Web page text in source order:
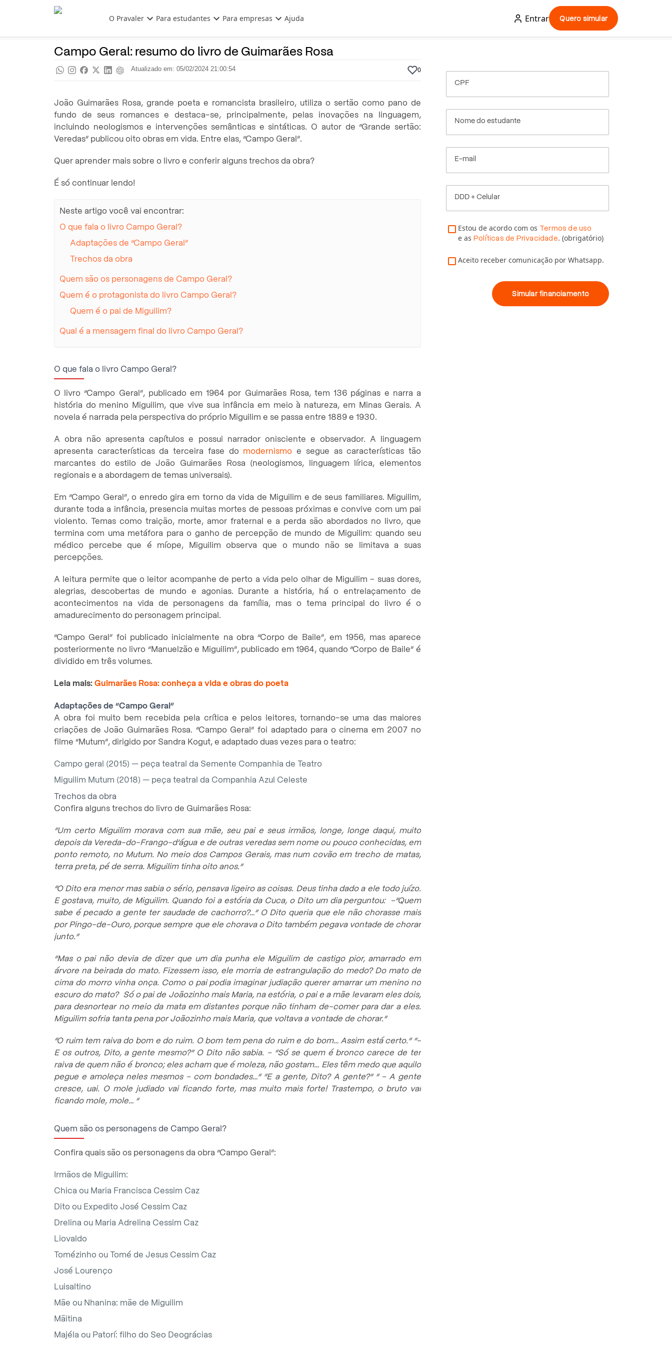
Pular para o conteúdo principal
O Pravaler Para estudantes Para empresas Ajuda Entrar Quero simular
Campo Geral: resumo do livro de Guimarães Rosa
Atualizado em: 05/02/2024 21:00:54 0
CPF
Nome do estudante
E-mail
DDD + Celular
Estou de acordo com os Termos de uso
e as Políticas de Privacidade. (obrigatório)
Aceito receber comunicação por Whatsapp.
Simular financiamento
João Guimarães Rosa, grande poeta e romancista brasileiro, utiliza o sertão como pano de
fundo de seus romances e destaca-se, principalmente, pelas inovações na linguagem,
incluindo neologismos e intervenções semânticas e sintáticas. O autor de “Grande sertão:
Veredas” publicou oito obras em vida. Entre elas, “Campo Geral”.
Quer aprender mais sobre o livro e conferir alguns trechos da obra?
É só continuar lendo!
Neste artigo você vai encontrar:
O que fala o livro Campo Geral?
Adaptações de “Campo Geral”
Trechos da obra
Quem são os personagens de Campo Geral?
Quem é o protagonista do livro Campo Geral?
Quem é o pai de Miguilim?
Qual é a mensagem final do livro Campo Geral?
O que fala o livro Campo Geral?
O livro “Campo Geral”, publicado em 1964 por Guimarães Rosa, tem 136 páginas e narra a
história do menino Miguilim, que vive sua infância em meio à natureza, em Minas Gerais. A
novela é narrada pela perspectiva do próprio Miguilim e se passa entre 1889 e 1930.
A obra não apresenta capítulos e possui narrador onisciente e observador. A linguagem
apresenta características da terceira fase do modernismo e segue as características tão
marcantes do estilo de João Guimarães Rosa (neologismos, linguagem lírica, elementos
regionais e a abordagem de temas universais).
Em “Campo Geral”, o enredo gira em torno da vida de Miguilim e de seus familiares. Miguilim,
durante toda a infância, presencia muitas mortes de pessoas próximas e convive com um pai
violento. Temas como traição, morte, amor fraternal e a perda são abordados no livro, que
termina com uma metáfora para o ganho de percepção de mundo de Miguilim: quando seu
médico percebe que é míope, Miguilim observa que o mundo não se limitava a suas
percepções.
A leitura permite que o leitor acompanhe de perto a vida pelo olhar de Miguilim – suas dores,
alegrias, descobertas de mundo e agonias. Durante a história, há o entrelaçamento de
acontecimentos na vida de personagens da família, mas o tema principal do livro é o
amadurecimento do personagem principal.
“Campo Geral” foi publicado inicialmente na obra “Corpo de Baile”, em 1956, mas aparece
posteriormente no livro “Manuelzão e Miguilim”, publicado em 1964, quando “Corpo de Baile” é
dividido em três volumes.
Leia mais: Guimarães Rosa: conheça a vida e obras do poeta
Adaptações de “Campo Geral”
A obra foi muito bem recebida pela crítica e pelos leitores, tornando-se uma das maiores
criações de João Guimarães Rosa. “Campo Geral” foi adaptado para o cinema em 2007 no
filme “Mutum”, dirigido por Sandra Kogut, e adaptado duas vezes para o teatro:
Campo geral (2015) — peça teatral da Semente Companhia de Teatro
Miguilim Mutum (2018) — peça teatral da Companhia Azul Celeste
Trechos da obra
Confira alguns trechos do livro de Guimarães Rosa:
“Um certo Miguilim morava com sua mãe, seu pai e seus irmãos, longe, longe daqui, muito
depois da Vereda-do-Frango-d’água e de outras veredas sem nome ou pouco conhecidas, em
ponto remoto, no Mutum. No meio dos Campos Gerais, mas num covão em trecho de matas,
terra preta, pé de serra. Miguilim tinha oito anos.”
“O Dito era menor mas sabia o sério, pensava ligeiro as coisas. Deus tinha dado a ele todo juízo.
E gostava, muito, de Miguilim. Quando foi a estória da Cuca, o Dito um dia perguntou: -“Quem
sabe é pecado a gente ter saudade de cachorro?…” O Dito queria que ele não chorasse mais
por Pingo-de-Ouro, porque sempre que ele chorava o Dito também pegava vontade de chorar
junto.”
“Mas o pai não devia de dizer que um dia punha ele Miguilim de castigo pior, amarrado em
árvore na beirada do mato. Fizessem isso, ele morria de estrangulação do medo? Do mato de
cima do morro vinha onça. Como o pai podia imaginar judiação querer amarrar um menino no
escuro do mato? Só o pai de Joãozinho mais Maria, na estória, o pai e a mãe levaram eles dois,
para desnortear no meio da mata em distantes porque não tinham de-comer para dar a eles.
Miguilim sofria tanta pena por Joãozinho mais Maria, que voltava a vontade de chorar.”
“O ruim tem raiva do bom e do ruim. O bom tem pena do ruim e do bom… Assim está certo.” “-
E os outros, Dito, a gente mesmo?” O Dito não sabia. – “Só se quem é bronco carece de ter
raiva de quem não é bronco; eles acham que é moleza, não gostam… Eles têm medo que aquilo
pegue e amoleça neles mesmos – com bondades…” “E a gente, Dito? A gente?” ” – A gente
cresce, uai. O mole judiado vai ficando forte, mas muito mais forte! Trastempo, o bruto vai
ficando mole, mole… “
Quem são os personagens de Campo Geral?
Confira quais são os personagens da obra “Campo Geral”:
Irmãos de Miguilim:
Chica ou Maria Francisca Cessim Caz
Dito ou Expedito José Cessim Caz
Drelina ou Maria Adrelina Cessim Caz
Liovaldo
Tomézinho ou Tomé de Jesus Cessim Caz
José Lourenço
Luisaltino
Mãe ou Nhanina: mãe de Miguilim
Mãitina
Majéla ou Patorí: filho do Seo Deográcias